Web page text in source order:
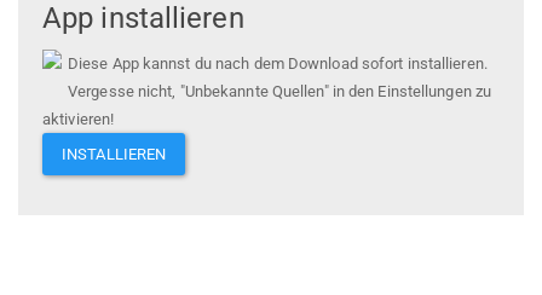
App installieren
Diese App kannst du nach dem Download sofort installieren.
Vergesse nicht, "Unbekannte Quellen" in den Einstellungen zu
aktivieren!
INSTALLIEREN